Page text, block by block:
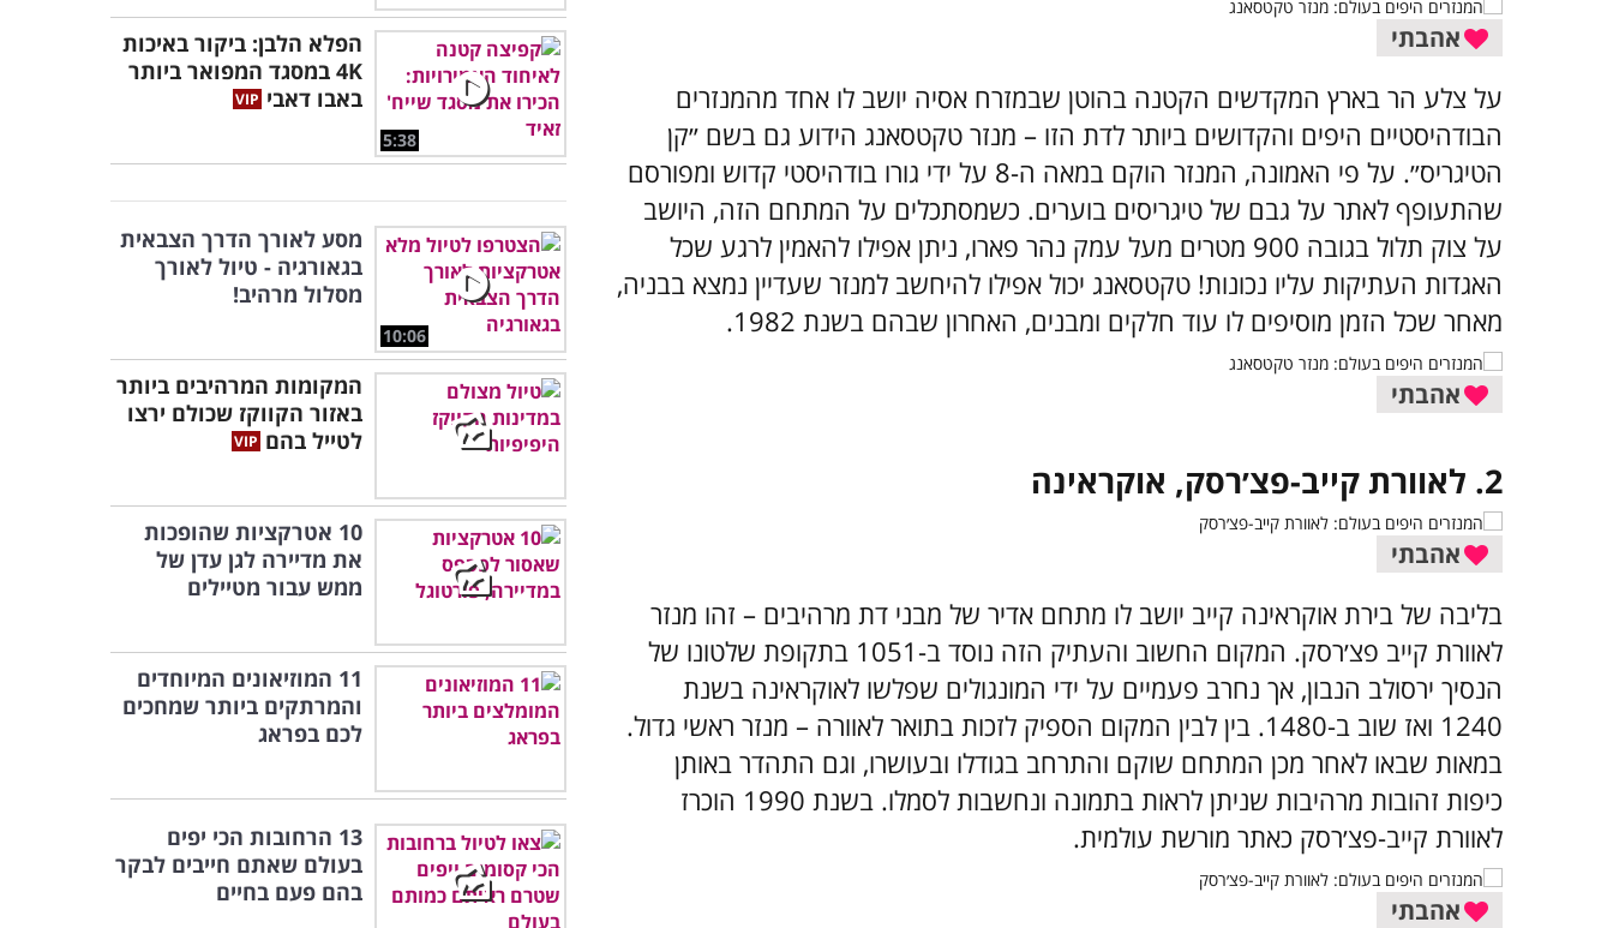
אהבתי
על צלע הר בארץ המקדשים הקטנה בהוטן שבמזרח אסיה יושב לו אחד מהמנזרים
הבודהיסטיים היפים והקדושים ביותר לדת הזו – מנזר טקטסאנג הידוע גם בשם ״קן
הטיגריס״. על פי האמונה, המנזר הוקם במאה ה-8 על ידי גורו בודהיסטי קדוש ומפורסם
שהתעופף לאתר על גבם של טיגריסים בוערים. כשמסתכלים על המתחם הזה, היושב
על צוק תלול בגובה 900 מטרים מעל עמק נהר פארו, ניתן אפילו להאמין לרגע שכל
האגדות העתיקות עליו נכונות! טקטסאנג יכול אפילו להיחשב למנזר שעדיין נמצא בבניה,
מאחר שכל הזמן מוסיפים לו עוד חלקים ומבנים, האחרון שבהם בשנת 1982.
אהבתי
2. לאוורת קייב-פצ׳רסק, אוקראינה
אהבתי
בליבה של בירת אוקראינה קייב יושב לו מתחם אדיר של מבני דת מרהיבים – זהו מנזר
לאוורת קייב פצ׳רסק. המקום החשוב והעתיק הזה נוסד ב-1051 בתקופת שלטונו של
הנסיך ירסולב הנבון, אך נחרב פעמיים על ידי המונגולים שפלשו לאוקראינה בשנת
1240 ואז שוב ב-1480. בין לבין המקום הספיק לזכות בתואר לאוורה – מנזר ראשי גדול.
במאות שבאו לאחר מכן המתחם שוקם והתרחב בגודלו ובעושרו, וגם התהדר באותן
כיפות זהובות מרהיבות שניתן לראות בתמונה ונחשבות לסמלו. בשנת 1990 הוכרז
לאוורת קייב-פצ׳רסק כאתר מורשת עולמית.
אהבתי
5:38
הפלא הלבן: ביקור באיכות
4K במסגד המפואר ביותר
באבו דאבי
10:06
מסע לאורך הדרך הצבאית
בגאורגיה - טיול לאורך
מסלול מרהיב!
המקומות המרהיבים ביותר
באזור הקווקז שכולם ירצו
לטייל בהם
10 אטרקציות שהופכות
את מדיירה לגן עדן של
ממש עבור מטיילים
11 המוזיאונים המיוחדים
והמרתקים ביותר שמחכים
לכם בפראג
13 הרחובות הכי יפים
בעולם שאתם חייבים לבקר
בהם פעם בחיים